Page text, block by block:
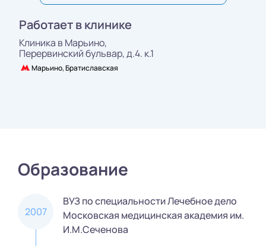
Работает в клинике
Клиника в Марьино,
Перервинский бульвар, д.4. к.1
Марьино, Братиславская
Образование
2007
ВУЗ по специальности Лечебное дело
Московская медицинская академия им.
И.М.Сеченова